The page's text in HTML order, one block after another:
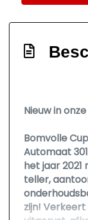
Keyless
Variabele
Nieuw in
Bomvolle
Automaat
het jaar
teller,
zijn!